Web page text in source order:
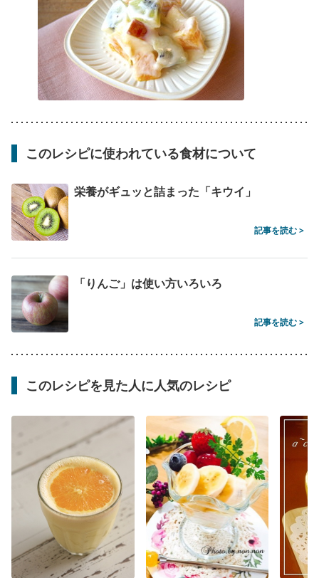
このレシピに使われている食材について
栄養がギュッと詰まった「キウイ」
記事を読む >
「りんご」は使い方いろいろ
記事を読む >
このレシピを見た人に人気のレシピ